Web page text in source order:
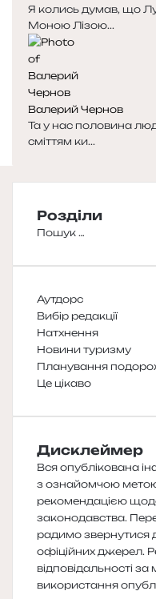
Я колись думав, що
Моною Лізою...
Валерий Чернов
Та у нас половина
сміттям ки...
Розділи
Пошук:
Аутдорс
Вибір редакції
Натхнення
Новини туризму
Планування
Це цікаво
Дисклеймер
Вся опублікована
з ознайомчою
рекомендацією
законодавства.
радимо звернутися
офіційних джерел.
відповідальності
використання